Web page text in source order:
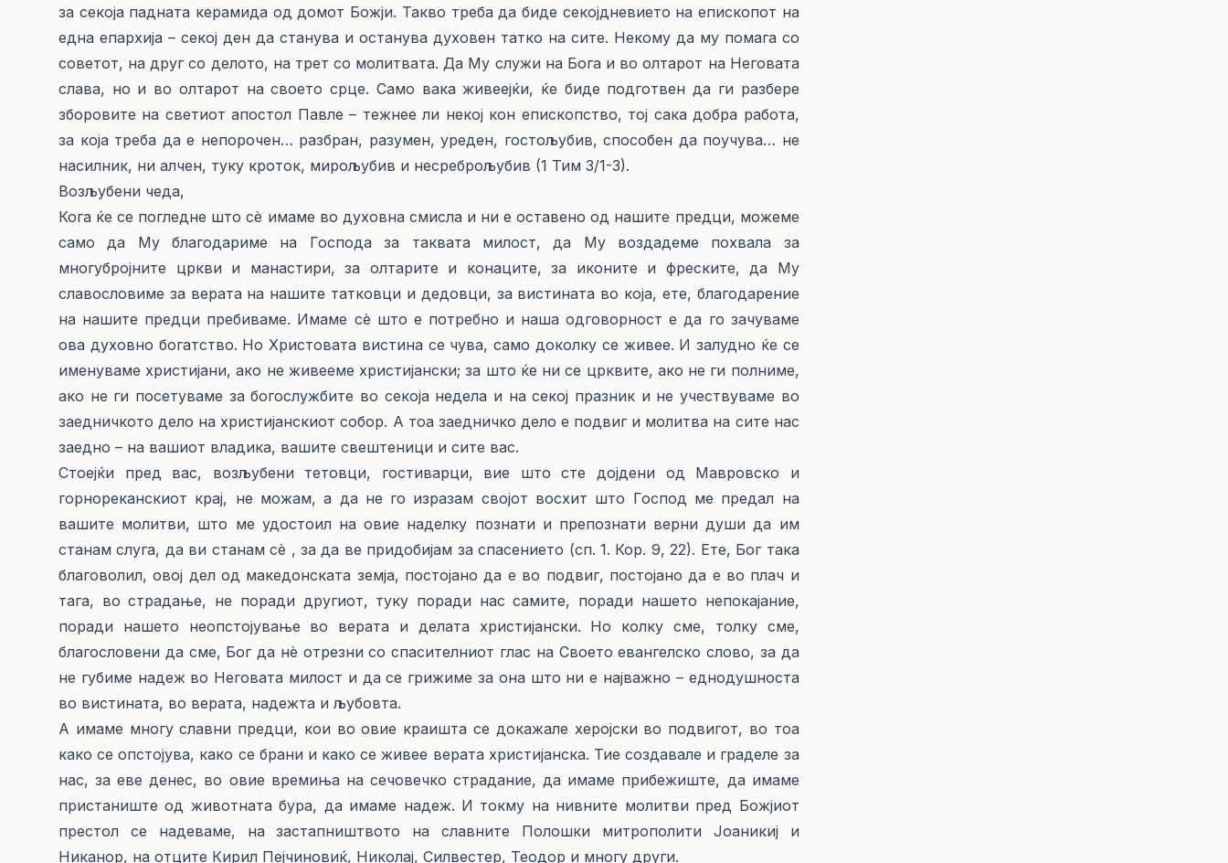
за секоја падната керамида од домот Божји. Такво треба да биде секојдневието на епископот на
една епархија – секој ден да станува и останува духовен татко на сите. Некому да му помага со
советот, на друг со делото, на трет со молитвата. Да Му служи на Бога и во олтарот на Неговата
слава, но и во олтарот на своето срце. Само вака живеејќи, ќе биде подготвен да ги разбере
зборовите на светиот апостол Павле – тежнее ли некој кон епископство, тој сака добра работа,
за која треба да е непорочен… разбран, разумен, уреден, гостољубив, способен да поучува… не
насилник, ни алчен, туку кроток, мирољубив и несреброљубив (1 Тим 3/1-3).
Возљубени чеда,
Кога ќе се погледне што сè имаме во духовна смисла и ни е оставено од нашите предци, можеме
само да Му благодариме на Господа за таквата милост, да Му воздадеме похвала за
многубројните цркви и манастири, за олтарите и конаците, за иконите и фреските, да Му
славословиме за верата на нашите татковци и дедовци, за вистината во која, ете, благодарение
на нашите предци пребиваме. Имаме сè што е потребно и наша одговорност е да го зачуваме
ова духовно богатство. Но Христовата вистина се чува, само доколку се живее. И залудно ќе се
именуваме христијани, ако не живееме христијански; за што ќе ни се црквите, ако не ги полниме,
ако не ги посетуваме за богослужбите во секоја недела и на секој празник и не учествуваме во
заедничкото дело на христијанскиот собор. А тоа заедничко дело е подвиг и молитва на сите нас
заедно – на вашиот владика, вашите свештеници и сите вас.
Стоејќи пред вас, возљубени тетовци, гостиварци, вие што сте дојдени од Мавровско и
горнореканскиот крај, не можам, а да не го изразам својот восхит што Господ ме предал на
вашите молитви, што ме удостоил на овие наделку познати и препознати верни души да им
станам слуга, да ви станам сè , за да ве придобијам за спасението (сп. 1. Кор. 9, 22). Ете, Бог така
благоволил, овој дел од македонската земја, постојано да е во подвиг, постојано да е во плач и
тага, во страдање, не поради другиот, туку поради нас самите, поради нашето непокајание,
поради нашето неопстојување во верата и делата христијански. Но колку сме, толку сме,
благословени да сме, Бог да нè отрезни со спасителниот глас на Своето евангелско слово, за да
не губиме надеж во Неговата милост и да се грижиме за она што ни е најважно – еднодушноста
во вистината, во верата, надежта и љубовта.
А имаме многу славни предци, кои во овие краишта се докажале херојски во подвигот, во тоа
како се опстојува, како се брани и како се живее верата христијанска. Тие создавале и граделе за
нас, за еве денес, во овие времиња на сечовечко страдание, да имаме прибежиште, да имаме
пристаниште од животната бура, да имаме надеж. И токму на нивните молитви пред Божјиот
престол се надеваме, на застапништвото на славните Полошки митрополити Јоаникиј и
Никанор, на отците Кирил Пејчиновиќ, Николај, Силвестер, Теодор и многу други.